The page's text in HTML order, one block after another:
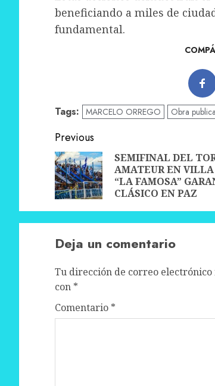
beneficiando a miles de
fundamental.
Tags: MARCELO ORREGO Obra publica
Post
navigation
Previous
SEMIFINAL DEL
AMATEUR EN VILLA
“LA FAMOSA”
CLÁSICO EN PAZ
Deja un comentario
Tu dirección de correo electrónico
con *
Comentario *